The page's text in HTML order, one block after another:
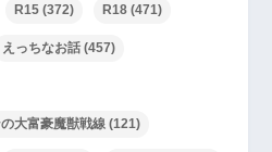
R15 (372) R18 (471)
えっちなお話 (457)
大富豪魔獣戦線 (121)